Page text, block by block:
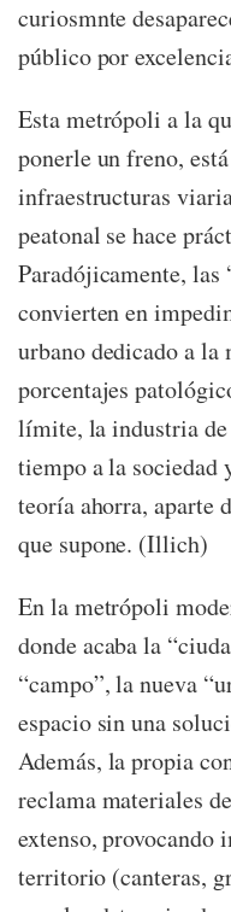
curiosmnte
público por
Esta metrópoli a la
ponerle un freno,
infraestructuras
peatonal se hace
Paradójicamente, las
convierten en
urbano dedicado a
porcentajes
límite, la industria de
tiempo a la sociedad
teoría ahorra, aparte
que supone. (Illich)
En la metrópoli
donde acaba la
“campo”, la nueva
espacio sin una
Además, la propia
reclama materiales
extenso, provocando
territorio (canteras,